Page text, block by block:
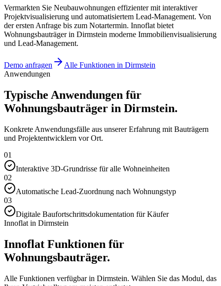
Vermarkten Sie Neubauwohnungen effizienter mit interaktiver
Projektvisualisierung und automatisiertem Lead-Management. Von
der ersten Anfrage bis zum Notartermin. Innoflat bietet
Wohnungsbauträger in Dirmstein moderne Immobilienvisualisierung
und Lead-Management.
Demo anfragen
Alle Funktionen in Dirmstein
Anwendungen
Typische Anwendungen für
Wohnungsbauträger in Dirmstein.
Konkrete Anwendungsfälle aus unserer Erfahrung mit Bauträgern
und Projektentwicklern vor Ort.
01
Interaktive 3D-Grundrisse für alle Wohneinheiten
02
Automatische Lead-Zuordnung nach Wohnungstyp
03
Digitale Baufortschrittsdokumentation für Käufer
Innoflat in Dirmstein
Innoflat Funktionen für
Wohnungsbauträger.
Alle Funktionen verfügbar in Dirmstein. Wählen Sie das Modul, das